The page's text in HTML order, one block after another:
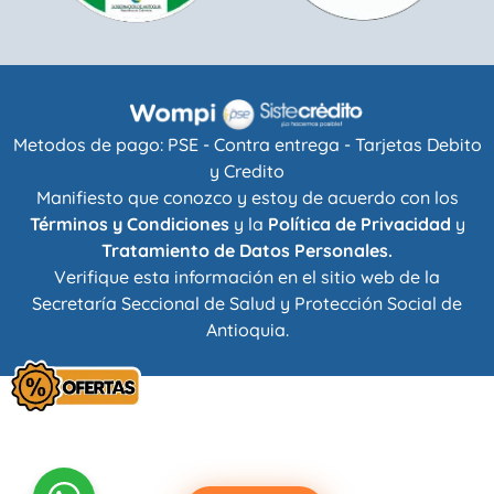
Metodos de pago: PSE - Contra entrega - Tarjetas Debito
y Credito
Manifiesto que conozco y estoy de acuerdo con los
Términos y Condicionesy la Política de Privacidad y
Tratamiento de Datos Personales.
Verifique esta información en el sitio web de la
Secretaría Seccional de Salud y Protección Social de
Antioquia.